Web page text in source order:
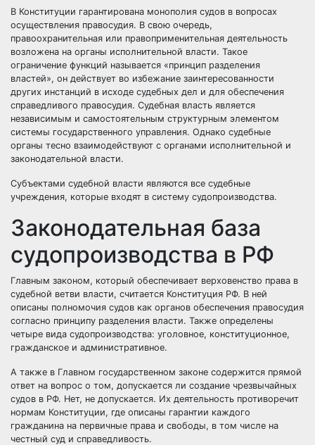
В Конституции гарантирована монополия судов в вопросах
осуществления правосудия. В свою очередь,
правоохранительная или правоприменительная деятельность
возложена на органы исполнительной власти. Такое
ограничение функций называется «принцип разделения
властей», он действует во избежание заинтересованности
других инстанций в исходе судебных дел и для обеспечения
справедливого правосудия. Судебная власть является
независимым и самостоятельным структурным элементом
системы государственного управления. Однако судебные
органы тесно взаимодействуют с органами исполнительной и
законодательной власти.
Субъектами судебной власти являются все судебные
учреждения, которые входят в систему судопроизводства.
Законодательная база
судопроизводства в РФ
Главным законом, который обеспечивает верховенство права в
судебной ветви власти, считается Конституция РФ. В ней
описаны полномочия судов как органов обеспечения правосудия
согласно принципу разделения власти. Также определены
четыре вида судопроизводства: уголовное, конституционное,
гражданское и административное.
А также в Главном государственном законе содержится прямой
ответ на вопрос о том, допускается ли создание чрезвычайных
судов в РФ. Нет, не допускается. Их деятельность противоречит
нормам Конституции, где описаны гарантии каждого
гражданина на первичные права и свободы, в том числе на
честный суд и справедливость.